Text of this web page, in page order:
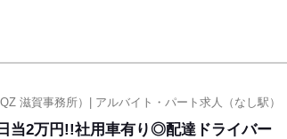
滋賀事務所）| アルバイト・パート求人（なし駅）
2万円!!社用車有り◎配達ドライバー